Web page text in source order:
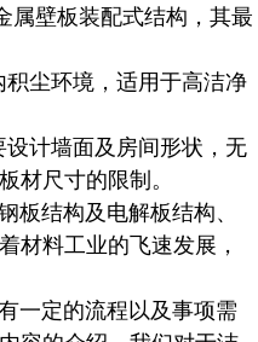
壁板装配式结构，其最
尘环境，适用于高洁净
计墙面及房间形状，无
材尺寸的限制。
结构及电解板结构、
材料工业的飞速发展，
定的流程以及事项需